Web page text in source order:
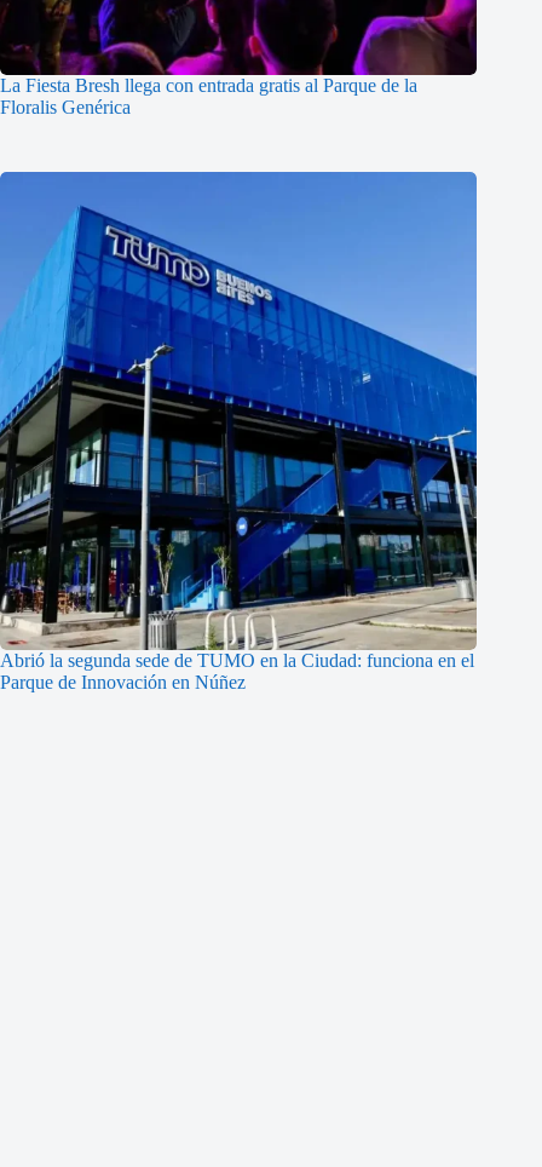
La Fiesta Bresh llega con entrada gratis al Parque de la
Floralis Genérica
Abrió la segunda sede de TUMO en la Ciudad: funciona en el
Parque de Innovación en Núñez